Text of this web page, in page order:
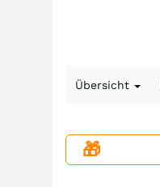
Übersicht
🎁